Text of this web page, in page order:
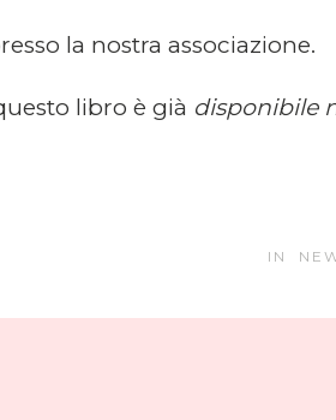
la nostra associazione.
libro è già disponibile
IN